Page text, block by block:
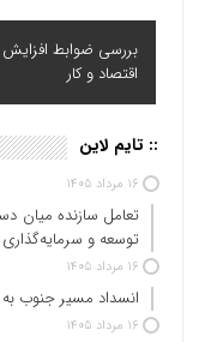
بررسی ضوابط افزایش
اقتصاد و کار
:: تایم لاین
۱۶ مرداد ۱۴۰۵
تعامل سازنده میان
توسعه و
۱۶ مرداد ۱۴۰۵
انسداد مسیر جنوب
۱۶ مرداد ۱۴۰۵